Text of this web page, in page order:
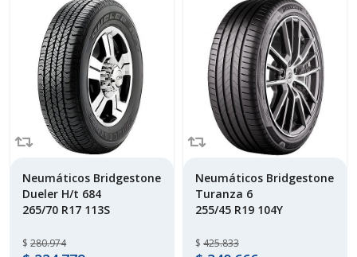
Neumáticos Bridgestone
Dueler H/t 684
265/70 R17 113S
$ 280.974
Neumáticos Bridgestone
Turanza 6
255/45 R19 104Y
$ 425.833